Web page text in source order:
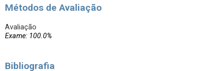
Métodos de Avaliação
Avaliação
Exame: 100.0%
Bibliografia